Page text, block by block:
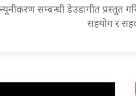
सम्बन्धी डेउडागीत प्रस्तुत
सहयोग र